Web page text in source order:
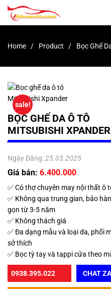
Home Product Bọc Ghế
sale!
BỌC GHẾ DA Ô TÔ
MITSUBISHI XPANDER
Ngày Đăng: 25.03.2025
Giá bán: 6.400.000
✅ Có thợ chuyên may nội thất ô
✅ Không qua trung gian, bảo
gọn từ 3-5 năm
✅ Không thách giá
✅ Đa dạng mẫu và loại da, phối
sở thích
✅ Bọc tỳ tay và tappi cửa theo
0938.395.022 CHAT